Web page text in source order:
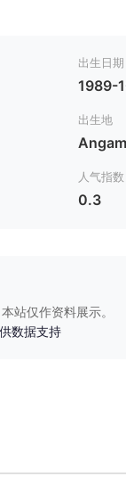
出生日期
1989-
出生地
人气指数
0.3
站仅作资料展示。
数据支持